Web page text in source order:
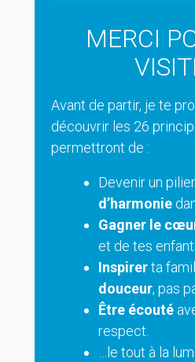
MERCI
Avant de partir, je te
découvrir les 26
permettront de :
Devenir un pilier
d’harmonie
Gagner le
et de tes
Inspirerta
douceur, pas
Être écouté
respect.
…le tout à la